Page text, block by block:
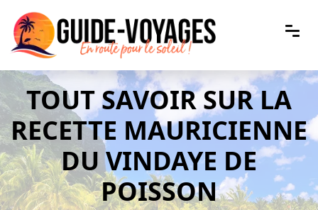
TOUT SAVOIR SUR LA
RECETTE MAURICIENNE
DU VINDAYE DE
POISSON